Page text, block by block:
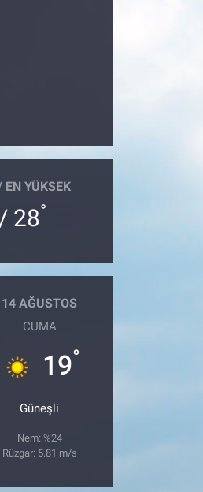
EN YÜKSEK
/ 28°
14 AĞUSTOS
CUMA
19°
Güneşli
Nem: %24
Rüzgar: 5.81 m/s